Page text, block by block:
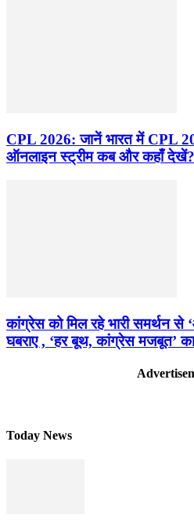
CPL 2026: जानें भारत में CPL
ऑनलाइन स्ट्रीम कब और कहाँ देखें?
कांग्रेस को मिल रहे भारी समर्थन
घबराए , ‘हर बूथ, कांग्रेस मजबूत’
Today News